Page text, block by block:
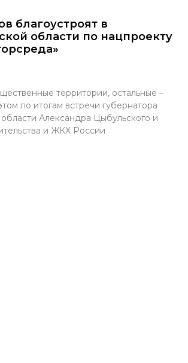
благоустроят в
области по нацпроекту
территории, остальные –
по итогам встречи губернатора
Александра Цыбульского и
и ЖКХ России